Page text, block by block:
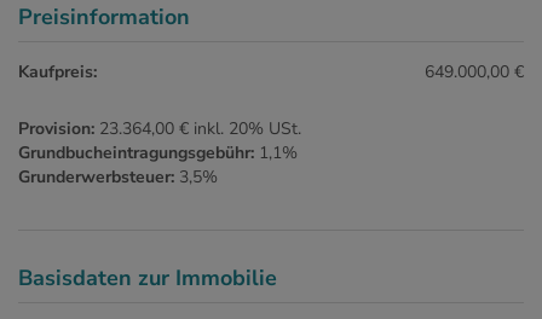
Preisinformation
Kaufpreis: 649.000,00 €
Provision: 23.364,00 € inkl. 20% USt.
Grundbucheintragungsgebühr: 1,1%
Grunderwerbsteuer: 3,5%
Basisdaten zur Immobilie